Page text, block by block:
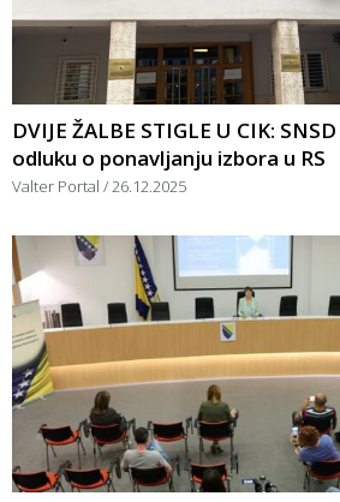
DVIJE ŽALBE STIGLE U CIK:
odluku o ponavljanju izbora u RS
Valter Portal 26.12.2025